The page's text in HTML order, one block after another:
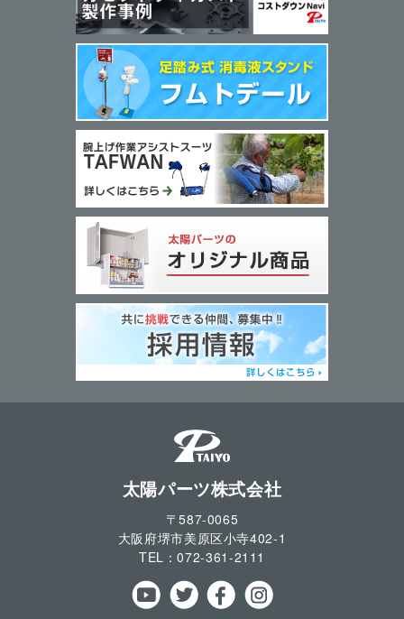
太陽パーツ株式会社
〒587-0065
大阪府堺市美原区小寺402-1
TEL：072-361-2111